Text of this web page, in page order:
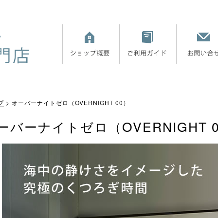
オーバーナイトゼロ（OVERNIGHT 00）
バーナイトゼロ（OVERNIGHT